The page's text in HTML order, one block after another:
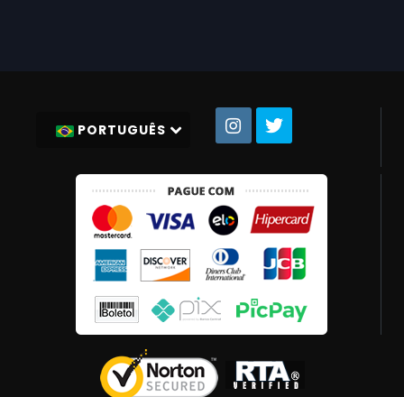
PORTUGUÊS